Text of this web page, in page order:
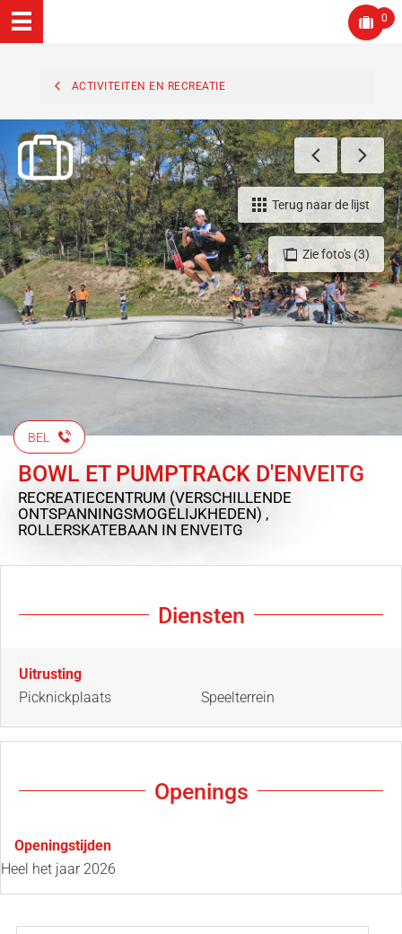
0
ACTIVITEITEN EN RECREATIE
Zie foto's (3)
Terug naar de lijst
BEL
BOWL ET PUMPTRACK D'ENVEITG
RECREATIECENTRUM (VERSCHILLENDE
ONTSPANNINGSMOGELIJKHEDEN) ,
ROLLERSKATEBAAN IN ENVEITG
Diensten
Uitrusting
Picknickplaats
Speelterrein
Openings
Openingstijden
Heel het jaar 2026